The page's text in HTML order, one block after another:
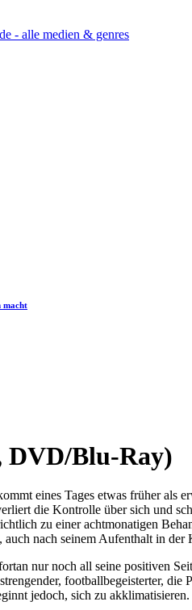
macht
DVD/Blu-Ray)
eines Tages etwas früher als
die Kontrolle über sich und
zu einer achtmonatigen
nach seinem Aufenthalt in der
nur noch all seine positiven
footballbegeisterter,
jedoch, sich zu akklimatisieren.